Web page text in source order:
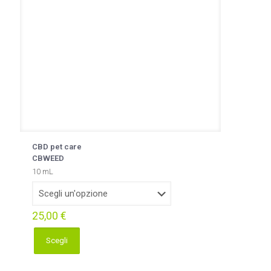
CBD pet care
CBWEED
10 mL
25,00 €
Scegli
Questo
prodotto